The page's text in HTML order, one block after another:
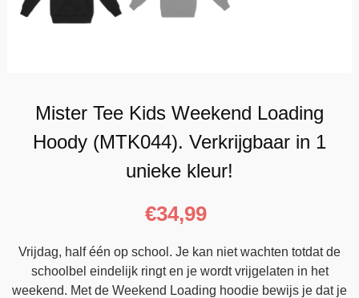
Mister Tee Kids Weekend Loading
Hoody (MTK044). Verkrijgbaar in 1
unieke kleur!
€34,99
Vrijdag, half één op school. Je kan niet wachten totdat de
schoolbel eindelijk ringt en je wordt vrijgelaten in het
weekend. Met de Weekend Loading hoodie bewijs je dat je